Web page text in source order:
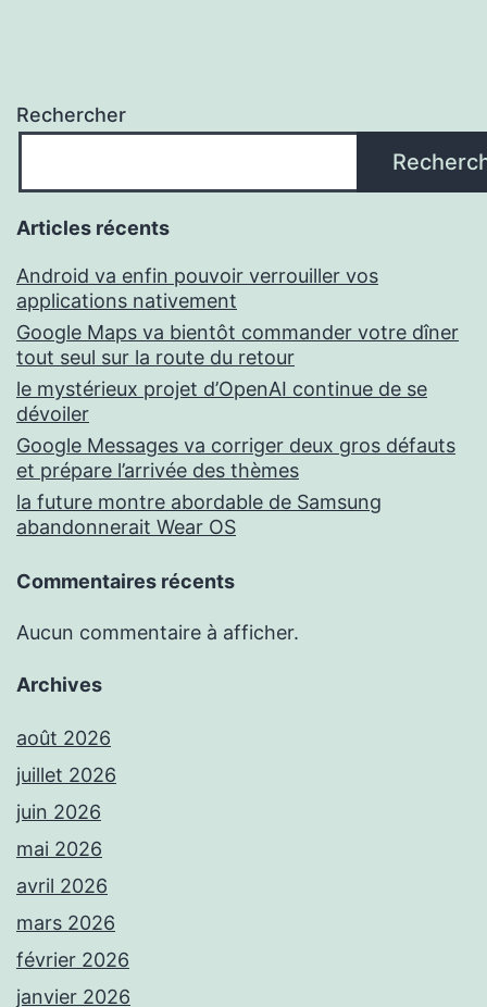
Rechercher
Articles récents
Android va enfin pouvoir verrouiller vos
applications nativement
Google Maps va bientôt commander votre dîner
tout seul sur la route du retour
le mystérieux projet d’OpenAI continue de se
dévoiler
Google Messages va corriger deux gros défauts
et prépare l’arrivée des thèmes
la future montre abordable de Samsung
abandonnerait Wear OS
Commentaires récents
Aucun commentaire à afficher.
Archives
août 2026
juillet 2026
juin 2026
mai 2026
avril 2026
mars 2026
février 2026
janvier 2026